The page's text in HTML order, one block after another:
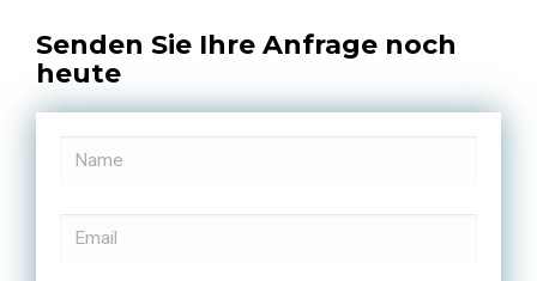
Senden Sie Ihre Anfrage noch
heute